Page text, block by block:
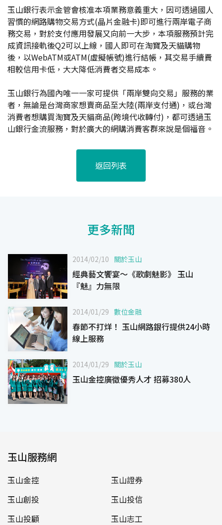
玉山銀行表示金管會核准本項業務意義重大，因可透過國人
習慣的網路購物交易方式(晶片金融卡)即可進行兩岸電子商
務交易，對於支付應用發展又向前一大步，本項服務預計完
成資訊接軌後Q2可以上線，國人即可在淘寶及天貓購物
後，以WebATM或ATM(虛擬帳號)進行結帳，其交易手續費
相較信用卡低，大大降低消費者交易成本。
玉山銀行為國內唯一一家可提供「兩岸雙向交易」服務的業
者，無論是台灣商家想賣商品至大陸(兩岸支付通)，或台灣
消費者想購買淘寶及天貓商品(跨境代收轉付)，都可透過玉
山銀行金流服務，對於廣大的網購消費客群來說是個福音。
返回列表
更多新聞
2014/02/10 關於玉山
經典藝文饗宴～《歌劇魅影》 玉山
『魅』力無限
2014/01/29 數位金融
春節不打烊！ 玉山網路銀行提供24小時
線上服務
2014/01/29 關於玉山
玉山金控廣徵優秀人才 招募380人
玉山服務網
玉山金控
玉山證券
玉山創投
玉山投信
玉山投顧
玉山志工